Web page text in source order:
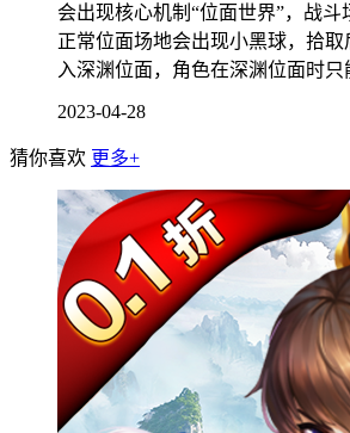
会出现核心机制“位面世界”，战斗
正常位面场地会出现小黑球，拾取
入深渊位面，角色在深渊位面时只
2023-04-28
猜你喜欢 更多+